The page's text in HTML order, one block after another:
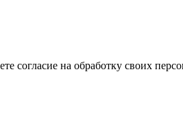
согласие на обработку своих